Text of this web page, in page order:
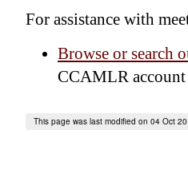
For assistance with
Browse or search
CCAMLR
This page was last modified on 04 Oct